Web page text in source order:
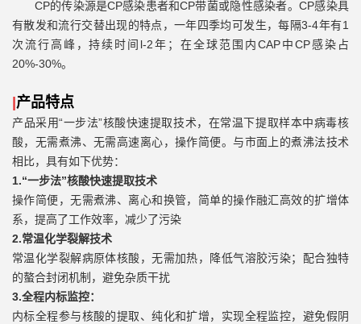
CP的传染源是CP感染患者和CP带菌或隐性感染者。 CP感染具
有散发和流行交替出现的特点，一年四季均可发生，每隔3-4年有1
次流行高峰，持续时间 l-2年；在全球范围内CAP中CP感染占
20%-30%。
产品特点
产品采用“一步法”核酸快速提取技术，在常温下提取样本中病毒核
酸，无需煮沸、无需高速离心，操作简便。与市面上的煮沸法技术
相比，具有如下优势：
1.“一步法”核酸快速提取技术
操作简便，无需煮沸、离心和换管，简单的操作融汇高效的扩增体
系，提高了工作效率，减少了污染
2.常温化学裂解技术
常温化学裂解病原体核酸，无需加热，降低气溶胶污染；配合独特
的螯合封闭机制，避免杂质干扰
3.全程内标监控：
内标全程参与核酸的提取、纯化和扩增，实现全程监控，避免假阴